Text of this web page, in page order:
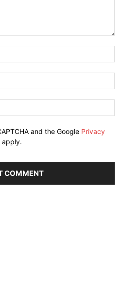
and the Google Privacy
apply.